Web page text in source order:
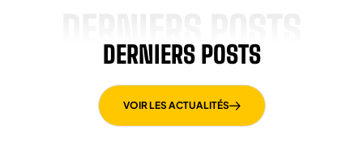
DERNIERS POSTS
VOIR LES ACTUALITÉS